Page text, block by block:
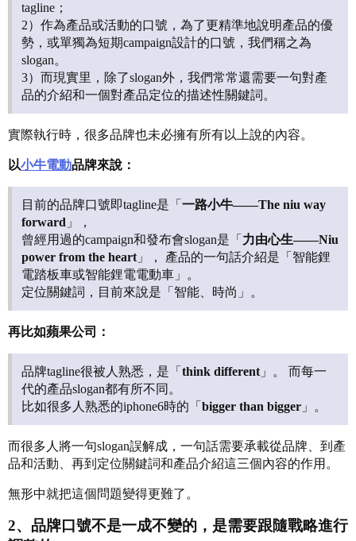
tagline；
2）作為產品或活動的口號，為了更精準地說明產品的優
勢，或單獨為短期campaign設計的口號，我們稱之為
slogan。
3）而現實里，除了slogan外，我們常常還需要一句對產
品的介紹和一個對產品定位的描述性關鍵詞。
實際執行時，很多品牌也未必擁有所有以上說的內容。
以小牛電動品牌來說：
目前的品牌口號即tagline是「 一路小牛——The niu way
forward 」，
曾經用過的campaign和發布會slogan是「 力由心生——Niu
power from the heart 」， 產品的一句話介紹是「智能鋰
電踏板車或智能鋰電電動車」。
定位關鍵詞，目前來說是「智能、時尚」。
再比如蘋果公司：
品牌tagline很被人熟悉，是「 think different 」。 而每一
代的產品slogan都有所不同。
比如很多人熟悉的iphone6時的「 bigger than bigger 」。
而很多人將一句slogan誤解成，一句話需要承載從品牌、到產
品和活動、再到定位關鍵詞和產品介紹這三個內容的作用。
無形中就把這個問題變得更難了。
2、品牌口號不是一成不變的，是需要跟隨戰略進行